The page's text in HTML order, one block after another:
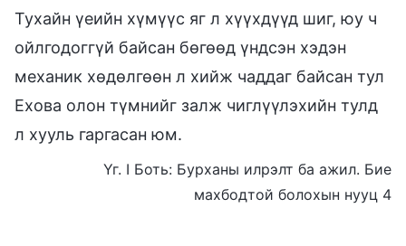
Тухайн үеийн хүмүүс яг л хүүхдүүд шиг, юу ч
ойлгодоггүй байсан бөгөөд үндсэн хэдэн
механик хөдөлгөөн л хийж чаддаг байсан тул
Ехова олон түмнийг залж чиглүүлэхийн тулд
л хууль гаргасан юм.
Үг. I Боть: Бурханы илрэлт ба ажил. Бие
махбодтой болохын нууц 4